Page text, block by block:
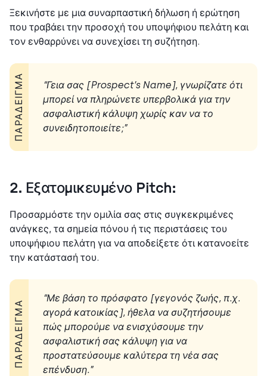
Ξεκινήστε με μια συναρπαστική δήλωση ή ερώτηση
που τραβάει την προσοχή του υποψήφιου πελάτη και
τον ενθαρρύνει να συνεχίσει τη συζήτηση.
ΠΑΡΆΔΕΙΓΜΑ
“Γεια σας [Prospect’s Name], γνωρίζατε ότι
μπορεί να πληρώνετε υπερβολικά για την
ασφαλιστική κάλυψη χωρίς καν να το
συνειδητοποιείτε;”
2. Εξατομικευμένο Pitch:
Προσαρμόστε την ομιλία σας στις συγκεκριμένες
ανάγκες, τα σημεία πόνου ή τις περιστάσεις του
υποψήφιου πελάτη για να αποδείξετε ότι κατανοείτε
την κατάστασή του.
ΠΑΡΆΔΕΙΓΜΑ
“Με βάση το πρόσφατο [γεγονός ζωής, π.χ.
αγορά κατοικίας], ήθελα να συζητήσουμε
πώς μπορούμε να ενισχύσουμε την
ασφαλιστική σας κάλυψη για να
προστατεύσουμε καλύτερα τη νέα σας
επένδυση.”